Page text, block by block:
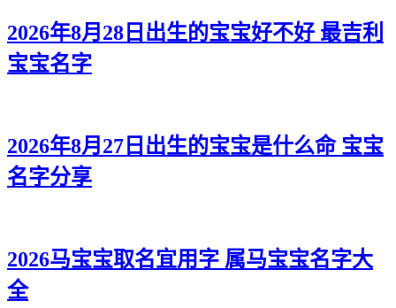
2026年8月28日出生的宝宝好不好 最吉利
宝宝名字
2026年8月27日出生的宝宝是什么命 宝宝
名字分享
2026马宝宝取名宜用字 属马宝宝名字大
全